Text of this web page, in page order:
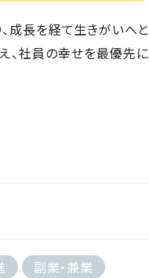
成長を経て生きがいへと
、社員の幸せを最優先に
副業・兼業